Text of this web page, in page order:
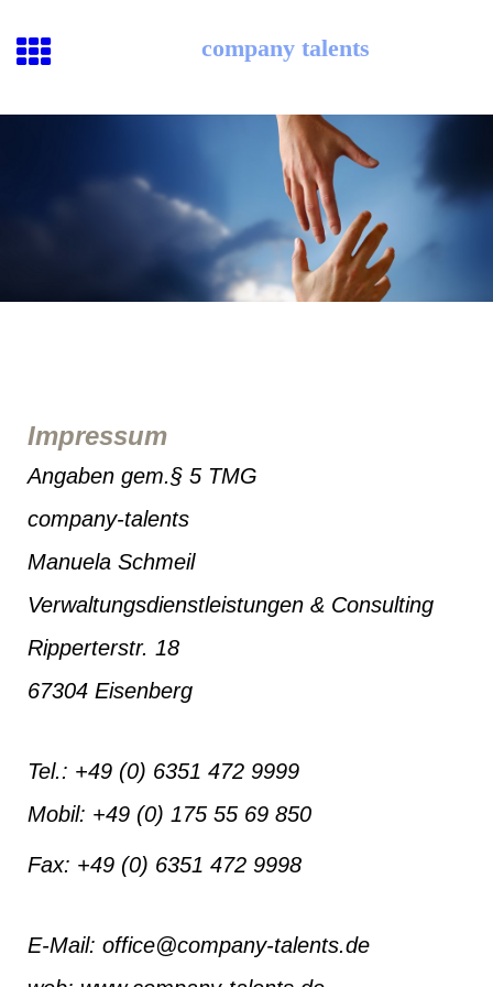
company talents
Impressum
Angaben gem.§ 5 TMG
company-talents
Manuela Schmeil
Verwaltungsdienstleistungen & Consulting
Ripperterstr. 18
67304 Eisenberg
Tel.: +49 (0) 6351 472 9999
Mobil: +49 (0) 175 55 69 850
Fax: +49 (0) 6351 472 9998
E-Mail: office@company-talents.de